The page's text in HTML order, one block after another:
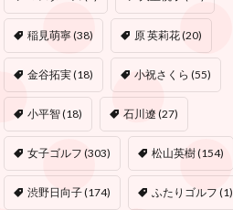
稲見萌寧(38) 原 英莉花(20)
金谷拓実(18) 小祝さくら (55)
小平智(18) 石川遼(27)
女子ゴルフ (303) 松山英樹(154)
渋野日向子(174) ふたりゴルフ (1)